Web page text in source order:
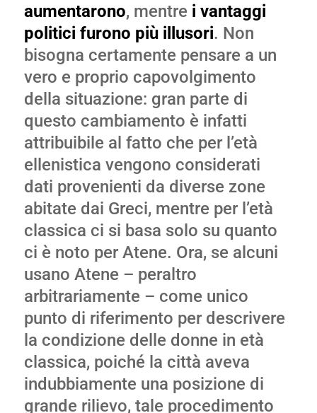
aumentarono, mentre i vantaggi
politici furono più illusori. Non
bisogna certamente pensare a un
vero e proprio capovolgimento
della situazione: gran parte di
questo cambiamento è infatti
attribuibile al fatto che per l’età
ellenistica vengono considerati
dati provenienti da diverse zone
abitate dai Greci, mentre per l’età
classica ci si basa solo su quanto
ci è noto per Atene. Ora, se alcuni
usano Atene – peraltro
arbitrariamente – come unico
punto di riferimento per descrivere
la condizione delle donne in età
classica, poiché la città aveva
indubbiamente una posizione di
grande rilievo, tale procedimento